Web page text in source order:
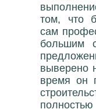
том, что
сам
большим
выверено
время он